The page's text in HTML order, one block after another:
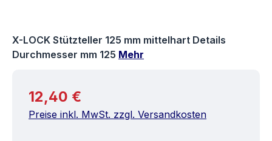
X-LOCK Stützteller 125 mm mittelhart Details
Durchmesser mm 125 Mehr
Regulärer Preis:
12,40 €
Preise inkl. MwSt. zzgl. Versandkosten